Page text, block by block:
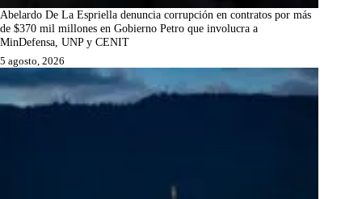
Abelardo De La Espriella denuncia corrupción en contratos por más
de $370 mil millones en Gobierno Petro que involucra a
MinDefensa, UNP y CENIT
5 agosto, 2026